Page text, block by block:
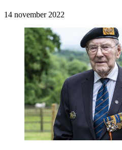
14 november 2022